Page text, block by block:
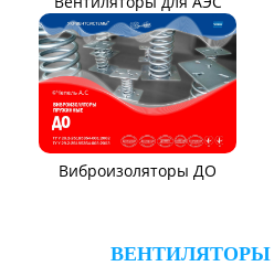
Виброизоляторы ДО